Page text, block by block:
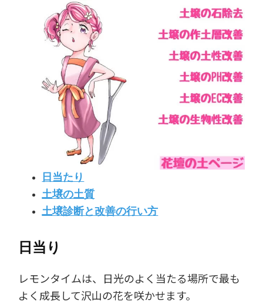
日当たり
土壌の土質
土壌診断と改善の行い方
日当り
レモンタイムは、日光のよく当たる場所で最も
よく成長して沢山の花を咲かせます。